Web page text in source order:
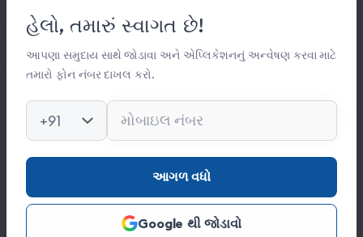
સંસ્થા વિષે
સંપર્ક
કિતાબ લાઈબ્રેરી
ફોટો ગેલેરી
સંપર્ક
0278 251 0056
hajinajitrust@gmail.com
હેલો, તમારું સ્વાગત છે!
આપણા સમુદાય સાથે જોડાવા અને એપ્લિકેશનનું અન્વેષણ કરવા માટે
તમારો ફોન નંબર દાખલ કરો.
+91
આગળ વધો
Google થી જોડાવો